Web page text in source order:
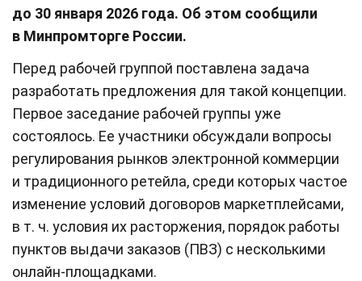
до 30 января 2026 года. Об этом сообщили
в Минпромторге России.
Перед рабочей группой поставлена задача
разработать предложения для такой концепции.
Первое заседание рабочей группы уже
состоялось. Ее участники обсуждали вопросы
регулирования рынков электронной коммерции
и традиционного ретейла, среди которых частое
изменение условий договоров маркетплейсами,
в т. ч. условия их расторжения, порядок работы
пунктов выдачи заказов (ПВЗ) с несколькими
онлайн-площадками.